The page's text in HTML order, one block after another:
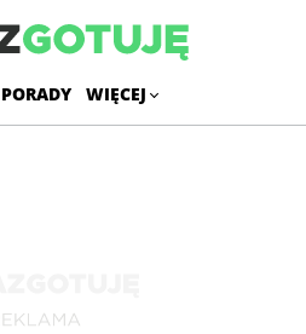
PORADY WIĘCEJ